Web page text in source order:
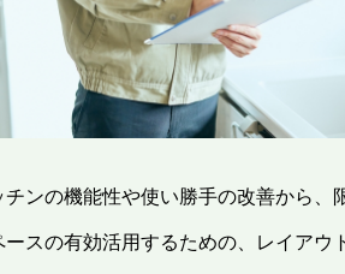
チンの機能性や使い勝手の改善から、
ースの有効活用するための、レイアウ